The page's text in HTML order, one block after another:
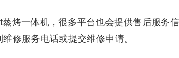
烤一体机，很多平台也会提供售后服务信
修服务电话或提交维修申请。